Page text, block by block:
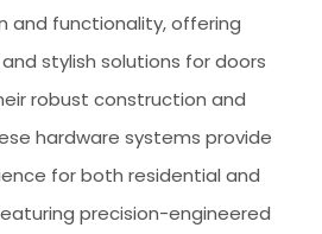
and functionality, offering
stylish solutions for doors
robust construction and
hardware systems provide
for both residential and
precision-engineered